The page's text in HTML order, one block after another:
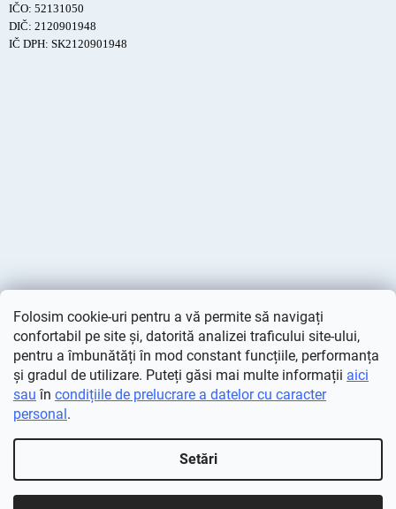
Folosim cookie-uri pentru a vă permite să navigați
confortabil pe site și, datorită analizei traficului site-ului,
pentru a îmbunătăți în mod constant funcțiile, performanța
și gradul de utilizare. Puteți găsi mai multe informații aici
sau în condițiile de prelucrare a datelor cu caracter
personal.
Setări
IČO: 52131050
DIČ: 2120901948
IČ DPH: SK2120901948